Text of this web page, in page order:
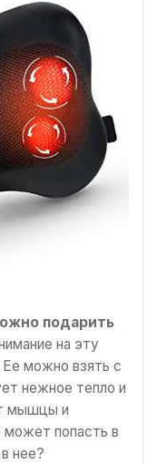
подарить
на эту
можно взять с
нежное тепло и
мышцы и
может попасть в
нее?